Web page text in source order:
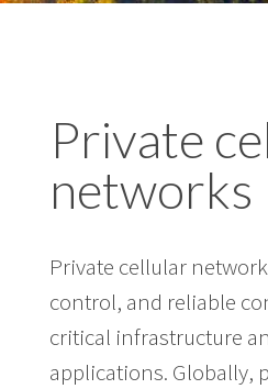
Private
networks
Private cellular
control, and reliable
critical infrastructure
applications. Globally,